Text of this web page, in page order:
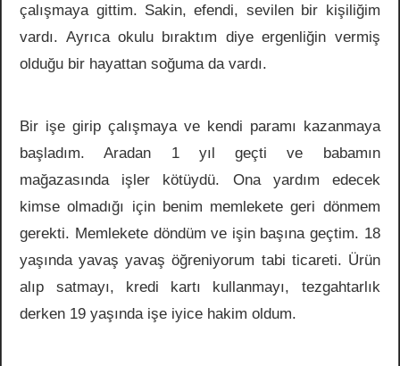
çalışmaya gittim. Sakin, efendi, sevilen bir kişiliğim
vardı. Ayrıca okulu bıraktım diye ergenliğin vermiş
olduğu bir hayattan soğuma da vardı.
Bir işe girip çalışmaya ve kendi paramı kazanmaya
başladım. Aradan 1 yıl geçti ve babamın
mağazasında işler kötüydü. Ona yardım edecek
kimse olmadığı için benim memlekete geri dönmem
gerekti. Memlekete döndüm ve işin başına geçtim. 18
yaşında yavaş yavaş öğreniyorum tabi ticareti. Ürün
alıp satmayı, kredi kartı kullanmayı, tezgahtarlık
derken 19 yaşında işe iyice hakim oldum.